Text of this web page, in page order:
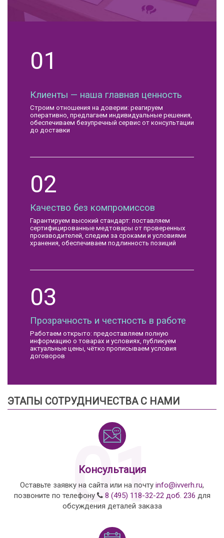
01
Клиенты — наша главная ценность
Строим отношения на доверии: реагируем
оперативно, предлагаем индивидуальные решения,
обеспечиваем безупречный сервис от консультации
до доставки
02
Качество без компромиссов
Гарантируем высокий стандарт: поставляем
сертифицированные медтовары от проверенных
производителей, следим за сроками и условиями
хранения, обеспечиваем подлинность позиций
03
Прозрачность и честность в работе
Работаем открыто: предоставляем полную
информацию о товарах и условиях, публикуем
актуальные цены, чётко прописываем условия
договоров
ЭТАПЫ СОТРУДНИЧЕСТВА С НАМИ
01
Консультация
Оставьте заявку на сайта или на почту info@ivverh.ru,
позвоните по телефону
8 (495) 118-32-22 доб. 236 для
обсуждения деталей заказа